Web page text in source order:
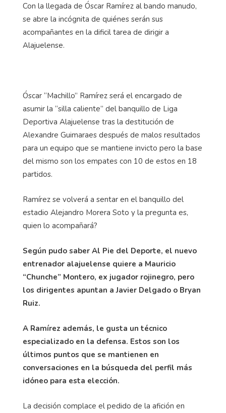
Con la llegada de Óscar Ramírez al bando manudo,
se abre la incógnita de quiénes serán sus
acompañantes en la dificil tarea de dirigir a
Alajuelense.
Óscar “Machillo” Ramírez será el encargado de
asumir la “silla caliente” del banquillo de Liga
Deportiva Alajuelense tras la destitución de
Alexandre Guimaraes después de malos resultados
para un equipo que se mantiene invicto pero la base
del mismo son los empates con 10 de estos en 18
partidos.
Ramírez se volverá a sentar en el banquillo del
estadio Alejandro Morera Soto y la pregunta es,
quien lo acompañará?
Según pudo saber Al Pie del Deporte, el nuevo
entrenador alajuelense quiere a Mauricio
“Chunche” Montero, ex jugador rojinegro, pero
los dirigentes apuntan a Javier Delgado o Bryan
Ruiz.
A Ramírez además, le gusta un técnico
especializado en la defensa. Estos son los
últimos puntos que se mantienen en
conversaciones en la búsqueda del perfil más
idóneo para esta elección.
La decisión complace el pedido de la afición en